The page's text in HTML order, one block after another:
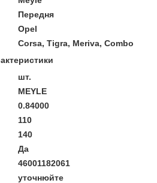
Передня
Opel
Corsa, Tigra, Meriva, Combo
шт.
MEYLE
0.84000
110
140
Да
46001182061
уточнюйте